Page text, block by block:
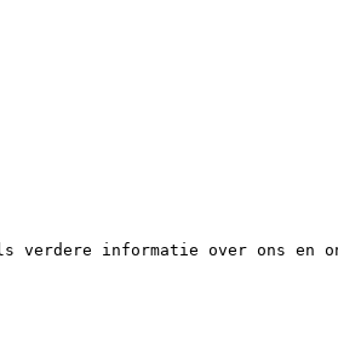
verdere informatie over ons en